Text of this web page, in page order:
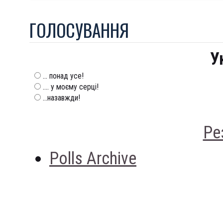
ГОЛОСУВАННЯ
... понад усе!
.... у моєму серці!
...назавжди!
Polls Archive